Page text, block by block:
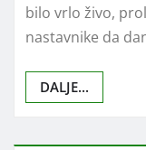
bilo vrlo živo,
nastavnike da
DALJE...